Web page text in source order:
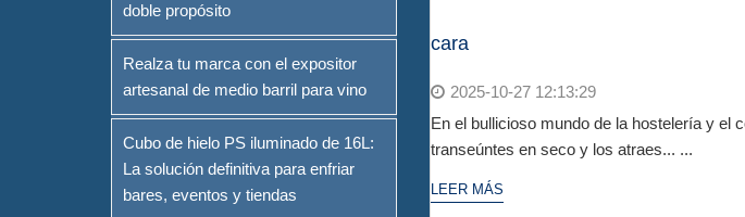
doble propósito
Realza tu marca con el expositor
artesanal de medio barril para vino
Cubo de hielo PS iluminado de 16L:
La solución definitiva para enfriar
bares, eventos y tiendas
cara
2025-10-27 12:13:29
En el bullicioso mundo de la hostelería y el
transeúntes en seco y los atraes... ...
LEER MÁS